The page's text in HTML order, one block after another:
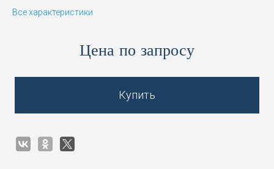
Все характеристики
Цена по запросу
Купить